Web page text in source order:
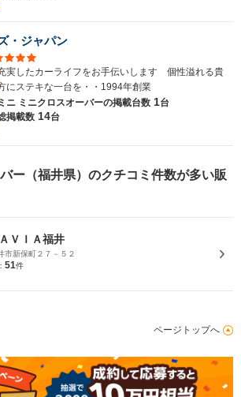
・ジャパン
実したカーライフをお手伝いします 個性溢れる貴
にステキな一台を・・1994年創業
ミニ ミニクロスオーバーの掲載台数 1台
掲載数 14台
ー（福井県）のクチコミ件数が多い販
ＶＩＡ福井
市新保町２７－５２
51件
ページトップへ